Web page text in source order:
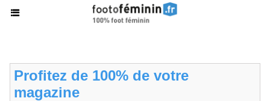
Profitez de 100% de votre
magazine